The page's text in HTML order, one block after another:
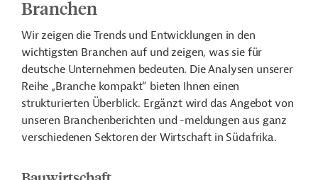
Branchen
Wir zeigen die Trends und Entwicklungen in den
wichtigsten Branchen auf und zeigen, was sie für
deutsche Unternehmen bedeuten. Die Analysen unserer
Reihe „Branche kompakt“ bieten Ihnen einen
strukturierten Überblick. Ergänzt wird das Angebot von
unseren Branchenberichten und -meldungen aus ganz
verschiedenen Sektoren der Wirtschaft in Südafrika.